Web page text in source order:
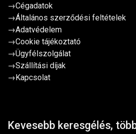
→Cégadatok
→Általános szerződési feltételek
→Adatvédelem
→Cookie tájékoztató
→Ügyfélszolgálat
→Szállítási díjak
→Kapcsolat
Kevesebb keresgélés,